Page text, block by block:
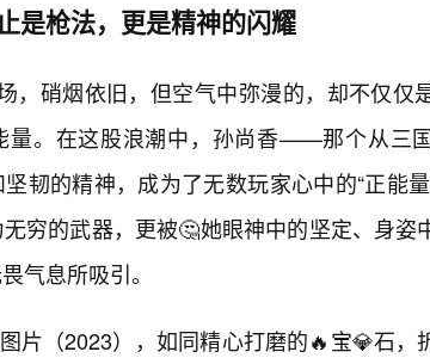
是枪法，更是精神的闪耀
，硝烟依旧，但空气中弥漫的，却不仅仅
量。在这股浪潮中，孙尚香——那个从三
韧的精神，成为了无数玩家心中的“正能
穷的武器，更被🤔她眼神中的坚定、身姿
气息所吸引。
片（2023），如同精心打磨的🔥宝💎石，